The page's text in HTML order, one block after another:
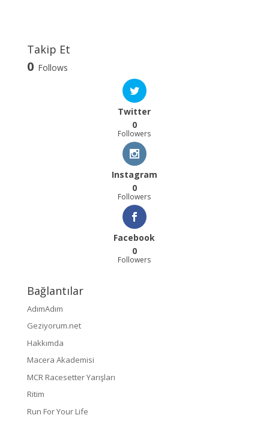
Takip Et
0 Follows
Twitter
0
Followers
Instagram
0
Followers
Facebook
0
Followers
Bağlantılar
AdımAdım
Geziyorum.net
Hakkımda
Macera Akademisi
MCR Racesetter Yarışları
Ritim
Run For Your Life